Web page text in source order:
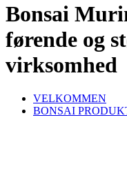
Bonsai
førende og
virksomhed
VELKOMMEN
BONSAI